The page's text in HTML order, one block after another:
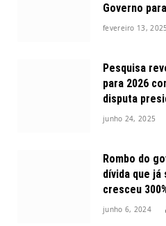
Governo
2025
fevereiro 13, 2025
Pesquisa
para 2026
disputa
junho 24, 2025
Rombo do
dívida que já
cresceu
junho 6, 2024